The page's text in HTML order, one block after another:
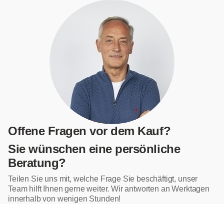
Offene Fragen vor dem Kauf?
Sie wünschen eine persönliche
Beratung?
Teilen Sie uns mit, welche Frage Sie beschäftigt, unser
Team hilft Ihnen gerne weiter. Wir antworten an Werktagen
innerhalb von wenigen Stunden!